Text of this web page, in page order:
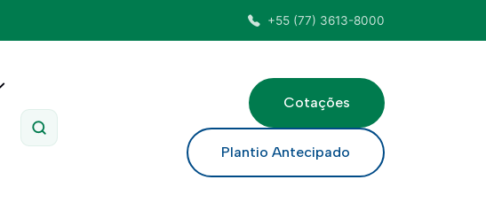
+55 (77) 3613-8000
Pesquisar
Cotações
Plantio Antecipado